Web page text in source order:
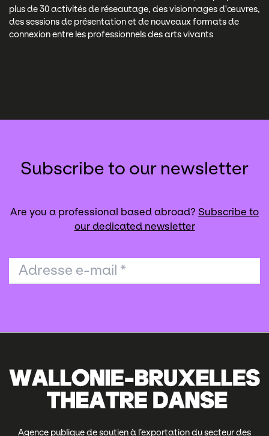
plus de 30 activités de réseautage, des visionnages d'œuvres,
des sessions de présentation et de nouveaux formats de
connexion entre les professionnels des arts vivants
Subscribe to our newsletter
Are you a professional based abroad? Subscribe to
our dedicated newsletter
Adresse e-mail *
Agence publique de soutien à l’exportation du secteur des